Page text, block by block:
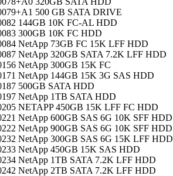
500 GB SATA DRIVE
144GB 10K FC-AL HDD
300GB 10K FC HDD
NetApp 73GB FC 15K LFF HDD
NetApp 320GB SATA 7.2K LFF HDD
NetApp 300GB 15K FC
NetApp 144GB 15K 3G SAS HDD
500GB SATA HDD
NetApp 1TB SATA HDD
NETAPP 450GB 15K LFF FC HDD
NetApp 600GB SAS 6G 10K SFF HDD
NetApp 900GB SAS 6G 10K SFF HDD
NetApp 300GB SAS 6G 15K LFF HDD
NetApp 450GB 15K SAS HDD
NetApp 1TB SATA 7.2K LFF HDD
NetApp 2TB SATA 7.2K LFF HDD